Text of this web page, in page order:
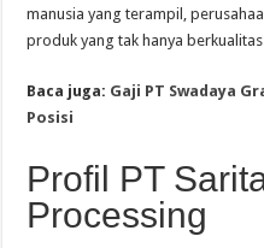
manusia yang terampil,
produk yang tak hanya
Baca juga: Gaji PT Swadaya
Posisi
Profil PT
Processing